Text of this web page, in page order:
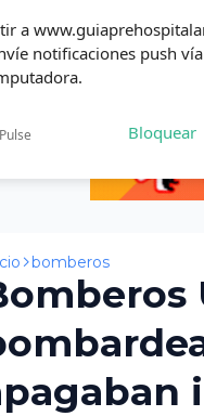
a
notificaciones push
Bloquear
Inicio
bomberos